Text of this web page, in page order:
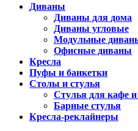
Диваны
Диваны для дома
Диваны угловые
Модульные
Офисные диваны
Кресла
Пуфы и банкетки
Столы и стулья
Стулья для кафе и
Барные стулья
Кресла-реклайнеры